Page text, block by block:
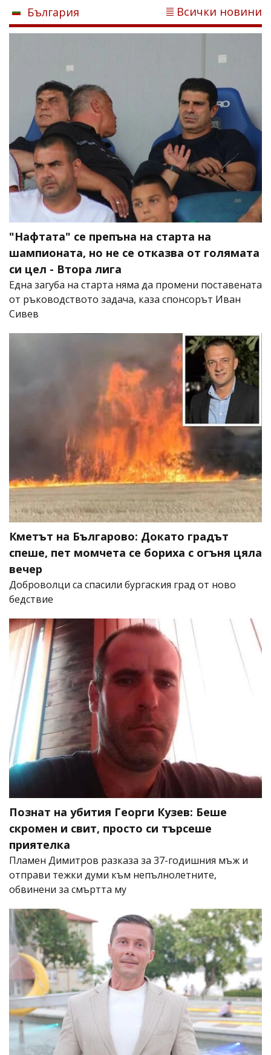
България Всички новини
"Нафтата" се препъна на старта на
шампионата, но не се отказва от голямата
си цел - Втора лига
Една загуба на старта няма да промени поставената
от ръководството задача, каза спонсорът Иван
Сивев
Кметът на Българово: Докато градът
спеше, пет момчета се бориха с огъня цяла
вечер
Доброволци са спасили бургаския град от ново
бедствие
Познат на убития Георги Кузев: Беше
скромен и свит, просто си търсеше
приятелка
Пламен Димитров разказа за 37-годишния мъж и
отправи тежки думи към непълнолетните,
обвинени за смъртта му